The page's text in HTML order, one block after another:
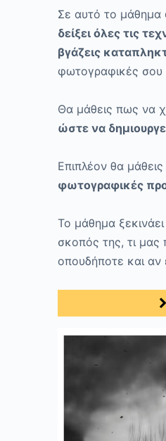
Σε αυτό το μάθημα
δείξει όλες τις
βγάζεις
φωτογραφικές σου
Θα μάθεις πως να
ώστε να
Επιπλέον θα μάθεις
φωτογραφικές
Το μάθημα
σκοπός της, τι μας
οπουδήποτε και αν